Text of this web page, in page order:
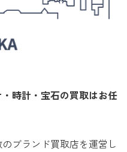
時計・宝石の買取はお任
ブランド買取店を運営し